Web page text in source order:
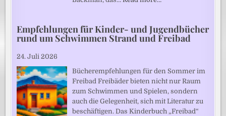
Empfehlungen für Kinder- und Jugendbücher
rund um Schwimmen Strand und Freibad
24. Juli 2026
Bücherempfehlungen für den Sommer im
Freibad Freibäder bieten nicht nur Raum
zum Schwimmen und Spielen, sondern
auch die Gelegenheit, sich mit Literatur zu
beschäftigen. Das Kinderbuch „Freibad“